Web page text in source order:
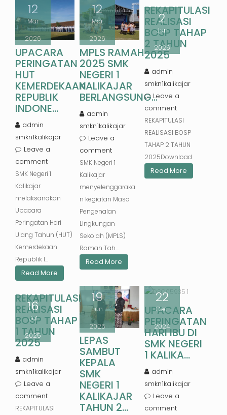
12
Mar
2026
UPACARA
PERINGATAN
HUT
KEMERDEKAAN
REPUBLIK
INDONE...
admin
smkn1kalikajar
Leave a
comment
SMK Negeri 1
Kalikajar
melaksanakan
Upacara
Peringatan Hari
Ulang Tahun (HUT)
Kemerdekaan
Republik I...
Read More
12
Mar
2026
MPLS RAMAH
2025 SMK
NEGERI 1
KALIKAJAR
BERLANGSUNG...
admin
smkn1kalikajar
Leave a
comment
SMK Negeri 1
Kalikajar
menyelenggaraka
n kegiatan Masa
Pengenalan
Lingkungan
Sekolah (MPLS)
Ramah Tah...
Read More
2
Jan
2026
REKAPITULASI
REALISASI
BOSP TAHAP
2 TAHUN
2025
admin
smkn1kalikajar
Leave a
comment
REKAPITULASI
REALISASI BOSP
TAHAP 2 TAHUN
2025Download
Read More
16
Jul
2025
REKAPITULASI
REALISASI
BOSP TAHAP
1 TAHUN
2025
admin
smkn1kalikajar
Leave a
comment
REKAPITULASI
19
Jun
2025
LEPAS
SAMBUT
KEPALA
SMK
NEGERI 1
KALIKAJAR
TAHUN 2...
22
Dec
2024
UPACARA
PERINGATAN
HARI IBU DI
SMK NEGERI
1 KALIKA...
admin
smkn1kalikajar
Leave a
comment